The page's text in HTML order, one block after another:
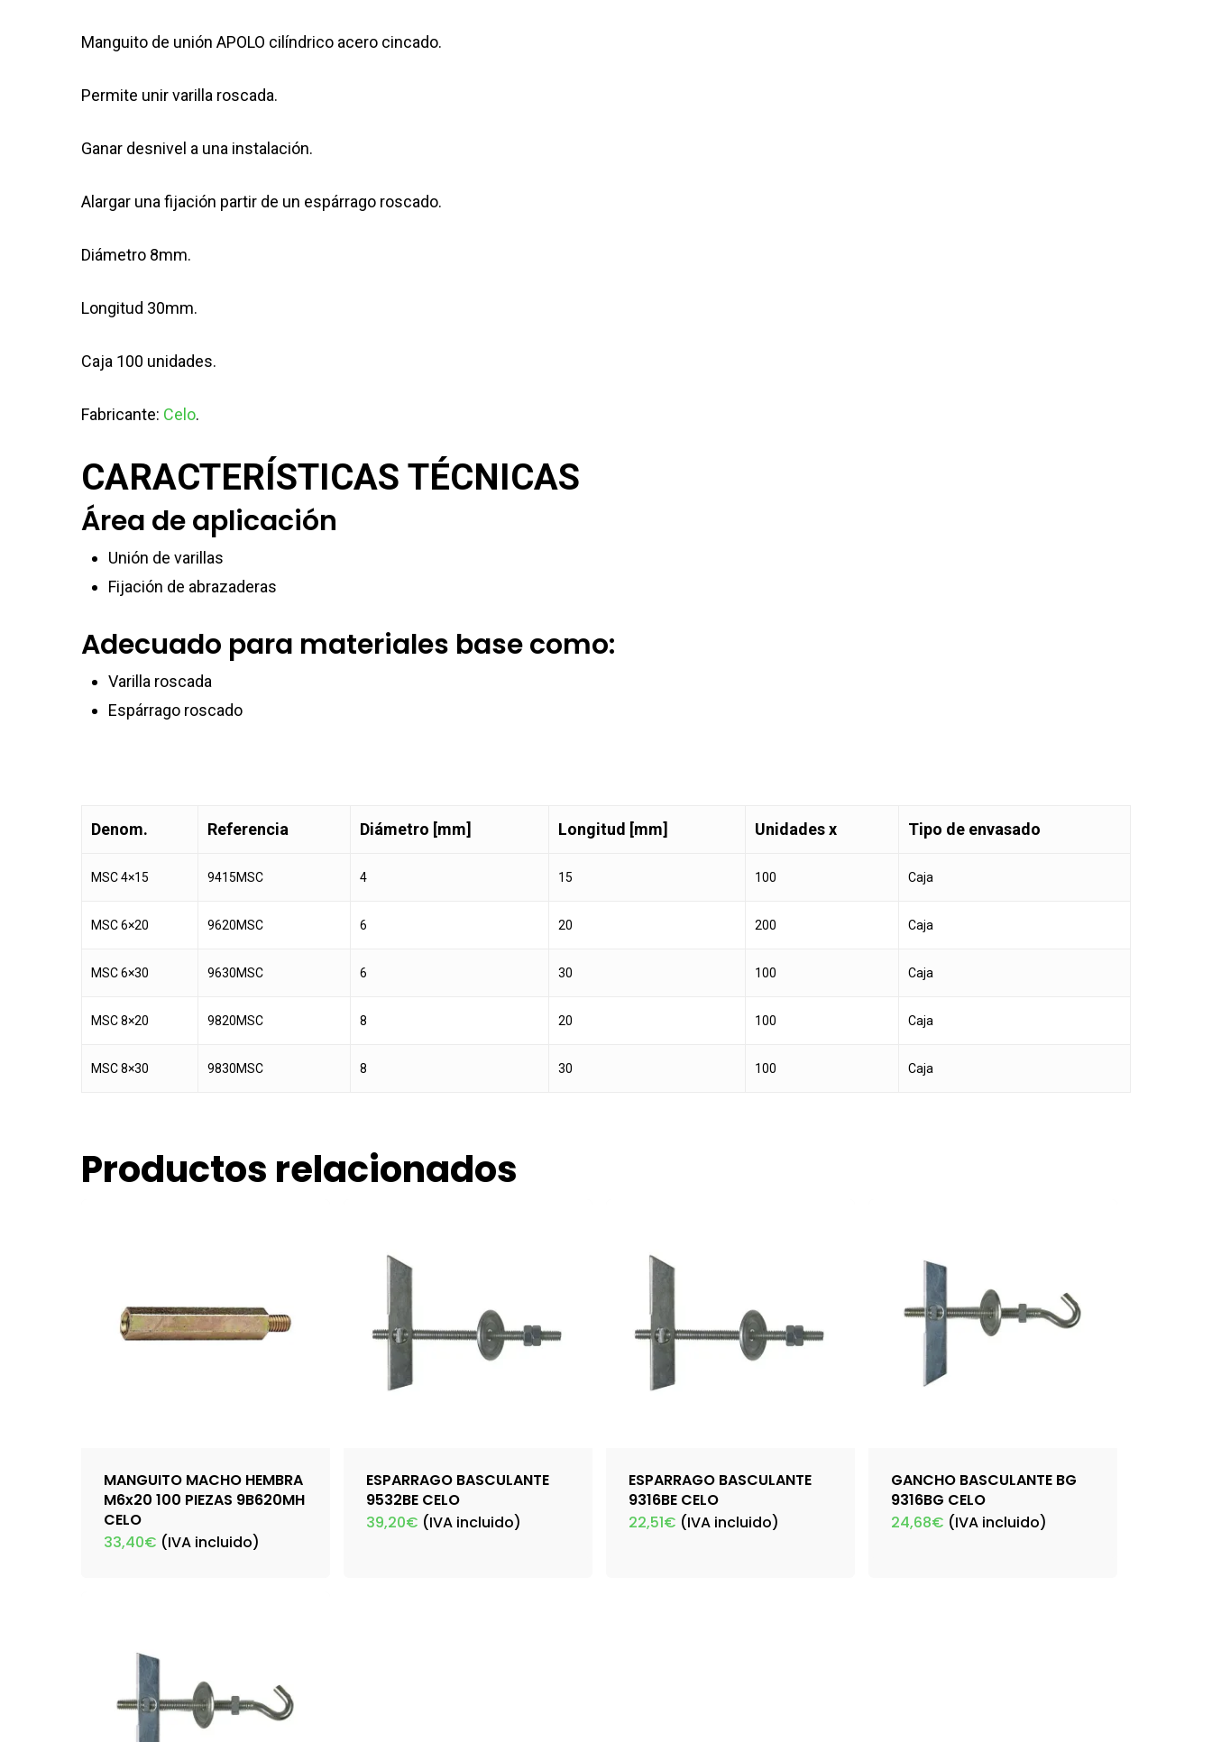
Manguito de unión APOLO cilíndrico acero cincado.
Permite unir varilla roscada.
Ganar desnivel a una instalación.
Alargar una fijación partir de un espárrago roscado.
Diámetro 8mm.
Longitud 30mm.
Caja 100 unidades.
Fabricante: Celo.
CARACTERÍSTICAS TÉCNICAS
Área de aplicación
Unión de varillas
Fijación de abrazaderas
Adecuado para materiales base como:
Varilla roscada
Espárrago roscado
Denom. Referencia Diámetro [mm] Longitud [mm] Unidades x Tipo de envasado
MSC 4×15 9415MSC 4 15 100 Caja
MSC 6×20 9620MSC 6 20 200 Caja
MSC 6×30 9630MSC 6 30 100 Caja
MSC 8×20 9820MSC 8 20 100 Caja
MSC 8×30 9830MSC 8 30 100 Caja
Productos relacionados
MANGUITO MACHO HEMBRA
M6x20 100 PIEZAS 9B620MH
CELO
33,40€ (IVA incluido)
ESPARRAGO BASCULANTE
9532BE CELO
39,20€ (IVA incluido)
ESPARRAGO BASCULANTE
9316BE CELO
22,51€ (IVA incluido)
GANCHO BASCULANTE BG
9316BG CELO
24,68€ (IVA incluido)